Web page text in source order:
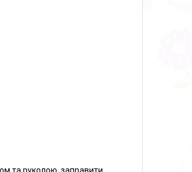
та руколою, заправити